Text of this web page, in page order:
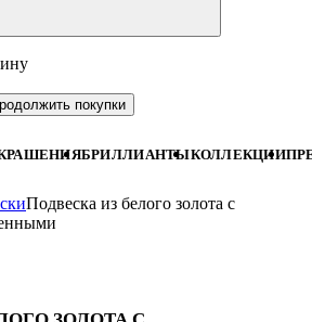
покупки
БРИЛЛИАНТЫКОЛЛЕКЦИИ
Подвеска из белого золота с